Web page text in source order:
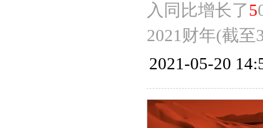
入同比增长了5
2021财年(截至
2021-05-20